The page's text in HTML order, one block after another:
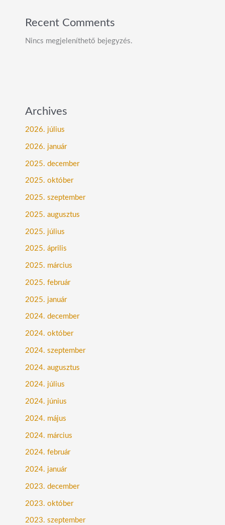
Recent Comments
Nincs megjeleníthető bejegyzés.
Archives
2026. július
2026. január
2025. december
2025. október
2025. szeptember
2025. augusztus
2025. július
2025. április
2025. március
2025. február
2025. január
2024. december
2024. október
2024. szeptember
2024. augusztus
2024. július
2024. június
2024. május
2024. március
2024. február
2024. január
2023. december
2023. október
2023. szeptember